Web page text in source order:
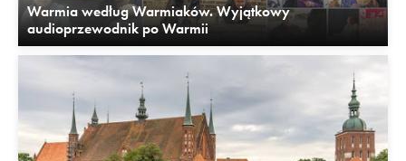
Warmia według Warmiaków. Wyjątkowy
audioprzewodnik po Warmii